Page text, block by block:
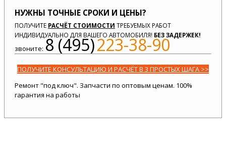
НУЖНЫ ТОЧНЫЕ СРОКИ И ЦЕНЫ?
ПОЛУЧИТЕ РАСЧЁТ СТОИМОСТИ ТРЕБУЕМЫХ РАБОТ
ИНДИВИДУАЛЬНО ДЛЯ ВАШЕГО АВТОМОБИЛЯ! БЕЗ ЗАДЕРЖЕК!
звоните: 8 (495)223-38-90
ПОЛУЧИТЕ КОНСУЛЬТАЦИЮ И РАСЧЁТ В 3 ПРОСТЫХ ШАГА >>
Ремонт "под ключ". Запчасти по оптовым ценам. 100%
гарантия на работы